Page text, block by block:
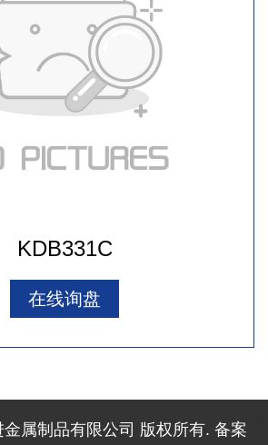
KDB331C
在线询盘
属制品有限公司 版权所有. 备案